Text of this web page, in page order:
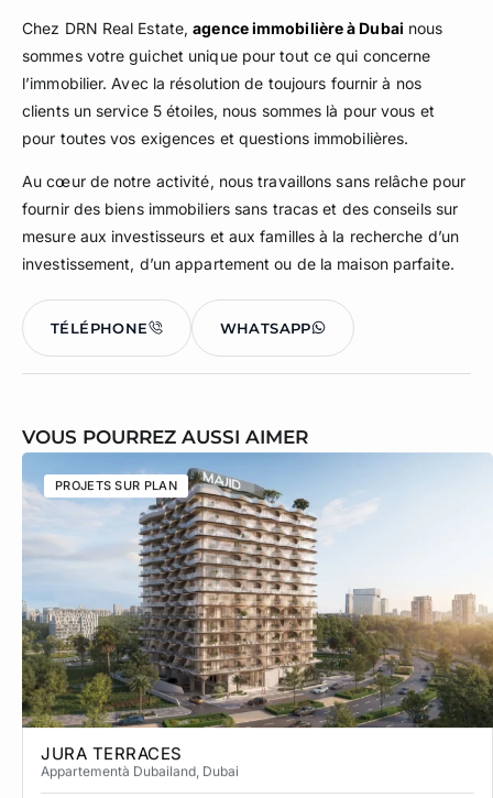
Chez DRN Real Estate,agence immobilière à Dubai nous
sommes votre guichet unique pour tout ce qui concerne
l’immobilier. Avec la résolution de toujours fournir à nos
clients un service 5 étoiles, nous sommes là pour vous et
pour toutes vos exigences et questions immobilières.
Au cœur de notre activité, nous travaillons sans relâche pour
fournir des biens immobiliers sans tracas et des conseils sur
mesure aux investisseurs et aux familles à la recherche d’un
investissement, d’un appartement ou de la maison parfaite.
TÉLÉPHONE WHATSAPP
VOUS POURREZ AUSSI AIMER
PROJETS SUR PLAN
JURA TERRACES
Appartementà Dubailand , Dubai